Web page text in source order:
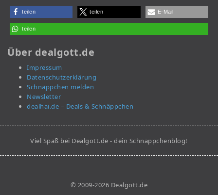
teilen teilen E-Mail
teilen
Über dealgott.de
Impressum
Datenschutzerklärung
Schnäppchen melden
Newsletter
dealhai.de – Deals & Schnäppchen
Viel Spaß bei Dealgott.de - dein Schnäppchenblog!
© 2009-2026 Dealgott.de